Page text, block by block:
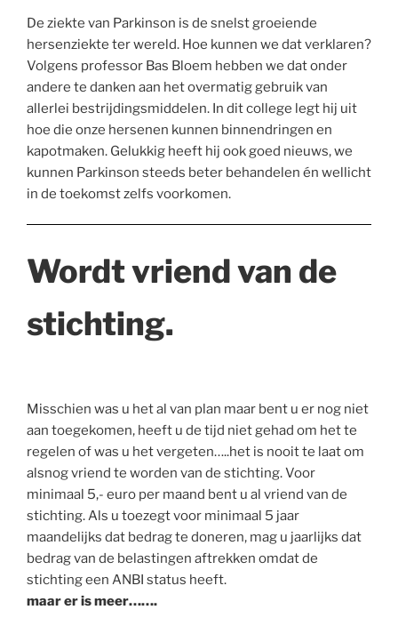
De ziekte van Parkinson is de snelst groeiende
hersenziekte ter wereld. Hoe kunnen we dat verklaren?
Volgens professor Bas Bloem hebben we dat onder
andere te danken aan het overmatig gebruik van
allerlei bestrijdingsmiddelen. In dit college legt hij uit
hoe die onze hersenen kunnen binnendringen en
kapotmaken. Gelukkig heeft hij ook goed nieuws, we
kunnen Parkinson steeds beter behandelen én wellicht
in de toekomst zelfs voorkomen.
Wordt vriend van de
stichting.
Misschien was u het al van plan maar bent u er nog niet
aan toegekomen, heeft u de tijd niet gehad om het te
regelen of was u het vergeten…..het is nooit te laat om
alsnog vriend te worden van de stichting. Voor
minimaal 5,- euro per maand bent u al vriend van de
stichting. Als u toezegt voor minimaal 5 jaar
maandelijks dat bedrag te doneren, mag u jaarlijks dat
bedrag van de belastingen aftrekken omdat de
stichting een ANBI status heeft.
maar er is meer…….